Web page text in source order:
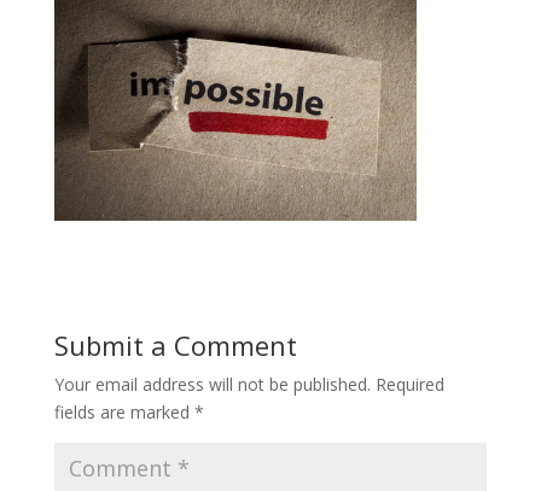
Submit a Comment
Your email address will not be published. Required
fields are marked *